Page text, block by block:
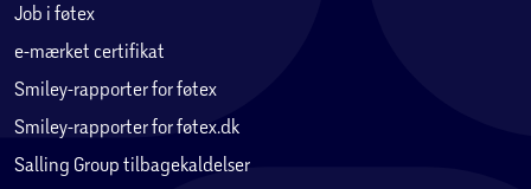
Job i føtex
e-mærket certifikat
Smiley-rapporter for føtex
Smiley-rapporter for føtex.dk
Salling Group tilbagekaldelser